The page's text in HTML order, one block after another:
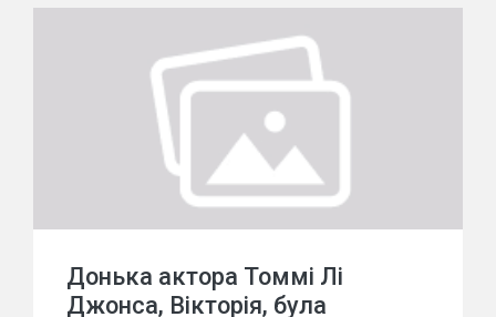
Донька актора Томмі Лі
Джонса, Вікторія, була